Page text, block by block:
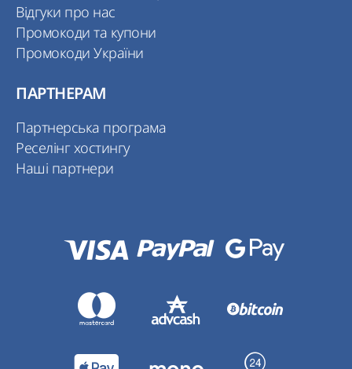
Відгуки про нас
Промокоди та купони
Промокоди України
ПАРТНЕРАМ
Партнерська програма
Реселінг хостингу
Наші партнери